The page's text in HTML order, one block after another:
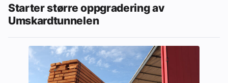
Starter større oppgradering av
Umskardtunnelen